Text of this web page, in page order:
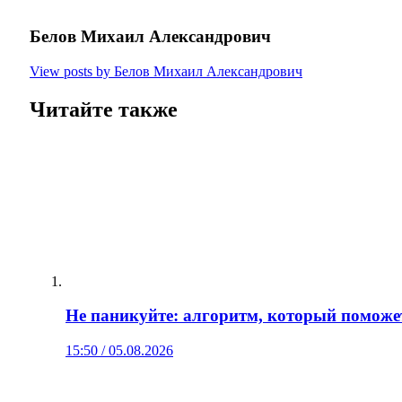
Белов Михаил Александрович
View posts by Белов Михаил Александрович
Читайте также
Не паникуйте: алгоритм, который
15:50 / 05.08.2026